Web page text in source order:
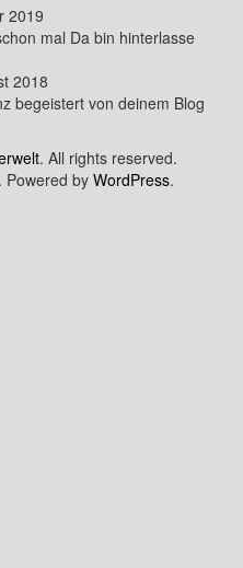
2019
mal Da bin hinterlasse
2018
begeistert von deinem Blog
. All rights reserved.
. Powered by WordPress.